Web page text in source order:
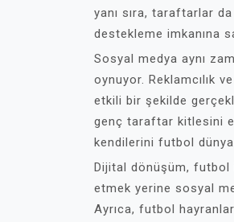
yanı sıra, taraftarlar
destekleme imkanına
Sosyal medya aynı
oynuyor. Reklamcılık
etkili bir şekilde
genç taraftar kitlesini
kendilerini futbol
Dijital dönüşüm, futbol
etmek yerine sosyal
Ayrıca, futbol